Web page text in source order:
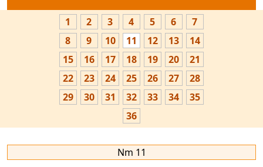
1 2 3 4 5 6
7
8
9 10 11 12 13
14
15
16 17 18 19 20
21
22
23 24 25 26 27
28
29
30 31 32 33 34
35
36
Nm 11